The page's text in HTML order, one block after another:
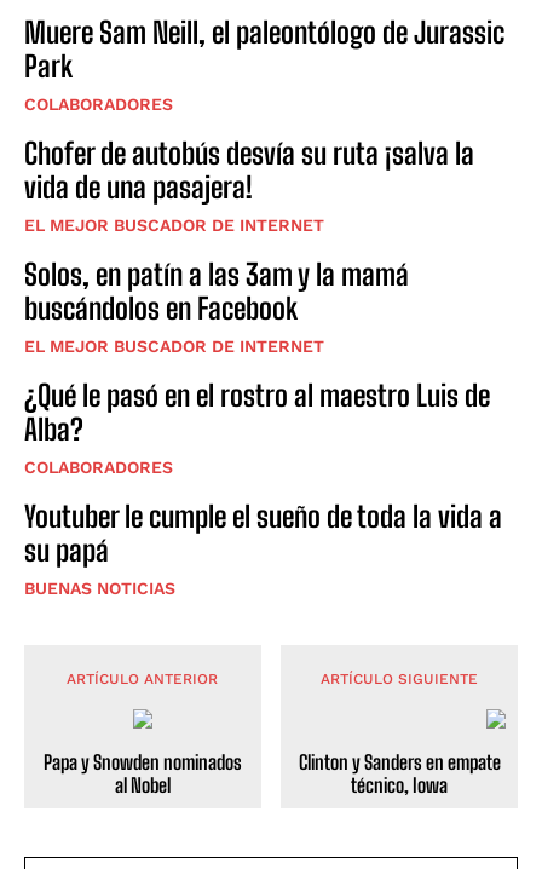
Muere Sam Neill, el paleontólogo de Jurassic
Park
COLABORADORES
Chofer de autobús desvía su ruta ¡salva la
vida de una pasajera!
EL MEJOR BUSCADOR DE INTERNET
Solos, en patín a las 3am y la mamá
buscándolos en Facebook
EL MEJOR BUSCADOR DE INTERNET
¿Qué le pasó en el rostro al maestro Luis de
Alba?
COLABORADORES
Youtuber le cumple el sueño de toda la vida a
su papá
BUENAS NOTICIAS
ARTÍCULO ANTERIOR
Papa y Snowden nominados
al Nobel
ARTÍCULO SIGUIENTE
Clinton y Sanders en empate
técnico, Iowa